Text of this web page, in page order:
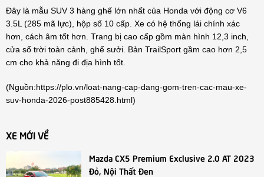
Đây là mẫu SUV 3 hàng ghế lớn nhất của Honda với động cơ V6
3.5L (285 mã lực), hộp số 10 cấp. Xe có hệ thống lái chính xác
hơn, cách âm tốt hơn. Trang bị cao cấp gồm màn hình 12,3 inch,
cửa sổ trời toàn cảnh, ghế sưởi. Bản TrailSport gầm cao hơn 2,5
cm cho khả năng đi địa hình tốt.
(Nguồn:https://plo.vn/loat-nang-cap-dang-gom-tren-cac-mau-xe-
suv-honda-2026-post885428.html)
XE MỚI VỀ
Mazda CX5 Premium Exclusive 2.0 AT 2023
Đỏ, Nội Thất Đen